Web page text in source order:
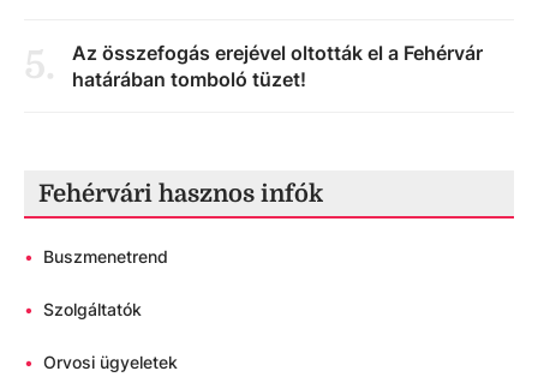
5.
Az összefogás erejével oltották el a Fehérvár
határában tomboló tüzet!
Fehérvári hasznos infók
• Buszmenetrend
• Szolgáltatók
• Orvosi ügyeletek